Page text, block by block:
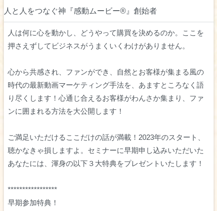
人と人をつなぐ神『感動ムービー®』創始者
人は何に心を動かし、どうやって購買を決めるのか。ここを
押さえずしてビジネスがうまくいくわけがありません。
心から共感され、ファンができ、自然とお客様が集まる風の
時代の最新動画マーケティング手法を、あますところなく語
り尽くします！心通じ合えるお客様がわんさか集まり、ファ
ンに囲まれる方法を大公開します！
ご満足いただけるここだけの話が満載！2023年のスタート、
聴かなきゃ損しますよ。セミナーに早期申し込みいただいた
あなたには、渾身の以下３大特典をプレゼントいたします！
*****************
早期参加特典！